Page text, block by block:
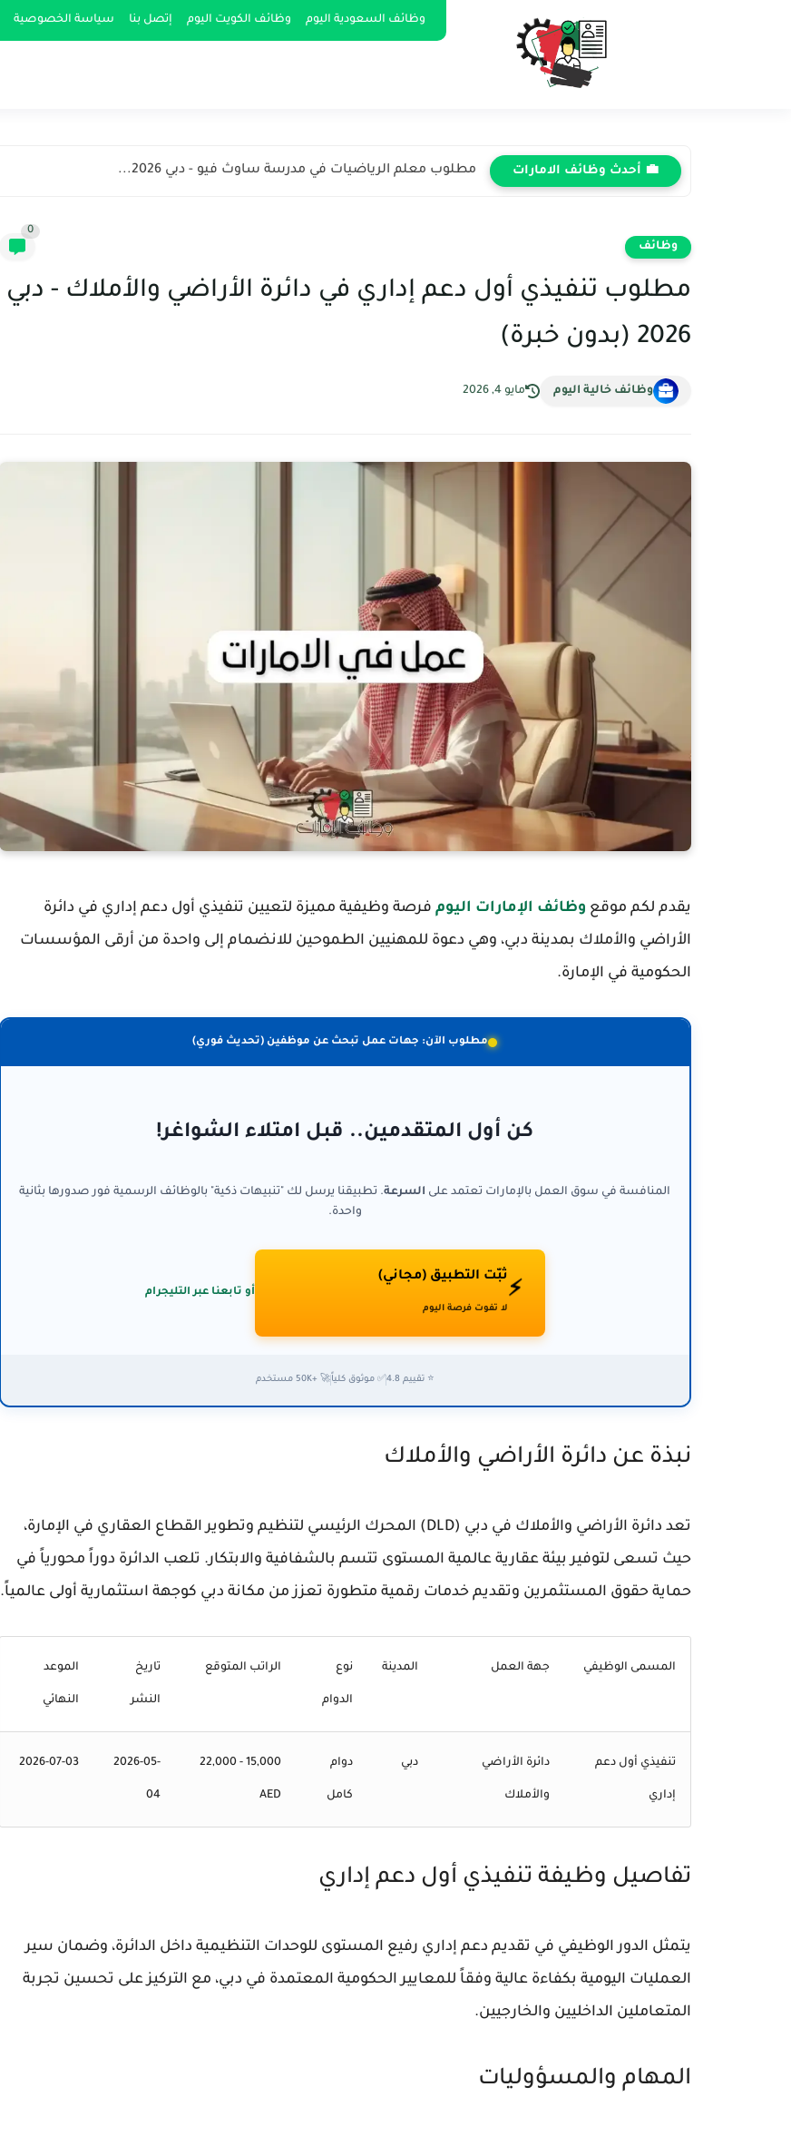
وظائف السعودية اليوم وظائف الكويت اليوم إتصل بنا سياسة الخصوصية
💼 أحدث وظائف الامارات مطلوب معلم الرياضيات في مدرسة ساوث فيو - دبي 2026...
وظائف
0
مطلوب تنفيذي أول دعم إداري في دائرة الأراضي والأملاك - دبي
2026 (بدون خبرة)
وظائف خالية اليوم مايو 4, 2026
يقدم لكم موقع وظائف الإمارات اليوم فرصة وظيفية مميزة لتعيين تنفيذي أول دعم إداري في دائرة
الأراضي والأملاك بمدينة دبي، وهي دعوة للمهنيين الطموحين للانضمام إلى واحدة من أرقى المؤسسات
الحكومية في الإمارة.
مطلوب الآن: جهات عمل تبحث عن موظفين (تحديث فوري)
كن أول المتقدمين.. قبل امتلاء الشواغر!
المنافسة في سوق العمل بالإمارات تعتمد على السرعة. تطبيقنا يرسل لك "تنبيهات ذكية" بالوظائف الرسمية فور صدورها بثانية
واحدة.
⚡
ثبّت التطبيق (مجاني)
لا تفوت فرصة اليوم
أو تابعنا عبر التليجرام
⭐ تقييم 4.8 ✅ موثوق كلياً 🚀 +50K مستخدم
نبذة عن دائرة الأراضي والأملاك
تعد دائرة الأراضي والأملاك في دبي (DLD) المحرك الرئيسي لتنظيم وتطوير القطاع العقاري في الإمارة،
حيث تسعى لتوفير بيئة عقارية عالمية المستوى تتسم بالشفافية والابتكار. تلعب الدائرة دوراً محورياً في
حماية حقوق المستثمرين وتقديم خدمات رقمية متطورة تعزز من مكانة دبي كوجهة استثمارية أولى عالمياً.
المسمى الوظيفي جهة العمل المدينة نوع
الدوام
الراتب المتوقع تاريخ
النشر
الموعد
النهائي
تنفيذي أول دعم
إداري
دائرة الأراضي
والأملاك
دبي دوام
كامل
15,000 - 22,000
AED
2026-05-
04
2026-07-03
تفاصيل وظيفة تنفيذي أول دعم إداري
يتمثل الدور الوظيفي في تقديم دعم إداري رفيع المستوى للوحدات التنظيمية داخل الدائرة، وضمان سير
العمليات اليومية بكفاءة عالية وفقاً للمعايير الحكومية المعتمدة في دبي، مع التركيز على تحسين تجربة
المتعاملين الداخليين والخارجيين.
المهام والمسؤوليات